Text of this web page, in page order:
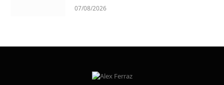
07/08/2026